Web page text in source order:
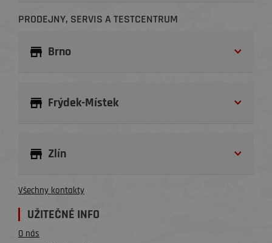
PRODEJNY, SERVIS A TESTCENTRUM
Brno
Frýdek-Místek
Zlín
Všechny kontakty
UŽITEČNÉ INFO
O nás